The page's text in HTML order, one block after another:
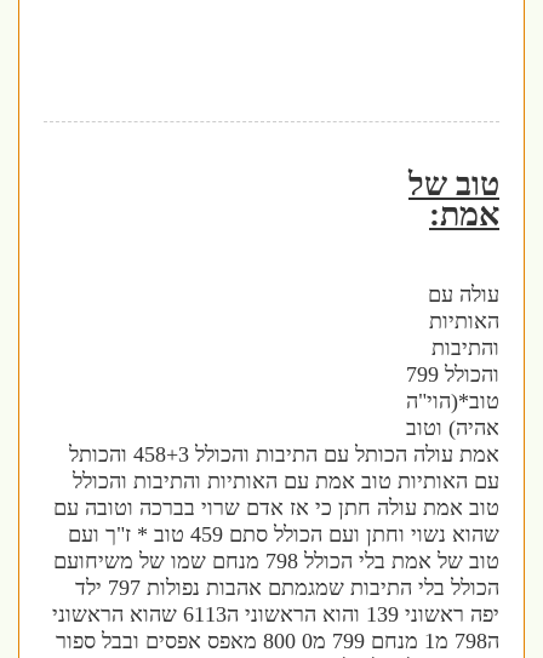
טוב של
אמת:
עולה עם
האותיות
והתיבות
והכולל 799
טוב*(הוי"ה
אהיה) וטוב
אמת עולה הכותל עם התיבות והכולל 458+3 והכותל
עם האותיות טוב אמת עם האותיות והתיבות והכולל
טוב אמת עולה חתן כי אז אדם שרוי בברכה וטובה עם
שהוא נשוי וחתן ועם הכולל סתם 459 טוב * ז"ך ועם
טוב של אמת בלי הכולל 798 מנחם שמו של משיחועם
הכולל בלי התיבות שמגמתם אהבות נפולות 797 ילד
יפה ראשוני 139 והוא הראשוני ה6113 שהוא הראשוני
ה798 מ1 מנחם 799 מ0 800 מאפס אפסים ובבל ספור